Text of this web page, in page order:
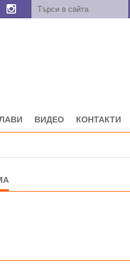
ВИДЕО КОНТАКТИ